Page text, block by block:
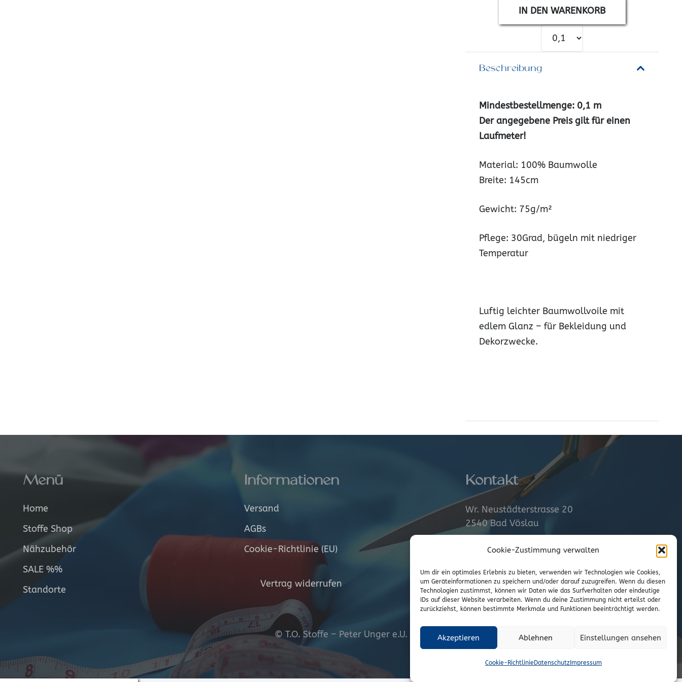
Cookie-Zustimmung verwalten
Um dir ein optimales Erlebnis zu bieten, verwenden wir Technologien wie Cookies,
um Geräteinformationen zu speichern und/oder darauf zuzugreifen. Wenn du diesen
Technologien zustimmst, können wir Daten wie das Surfverhalten oder eindeutige
IDs auf dieser Website verarbeiten. Wenn du deine Zustimmung nicht erteilst oder
zurückziehst, können bestimmte Merkmale und Funktionen beeinträchtigt werden.
Akzeptieren Ablehnen Einstellungen ansehen
Cookie-Richtlinie DatenschutzImpressum
IN DEN WARENKORB
Beschreibung
Mindestbestellmenge: 0,1 m
Der angegebene Preis gilt für einen
Laufmeter!
Material: 100% Baumwolle
Breite: 145cm
Gewicht: 75g/m²
Pflege: 30Grad, bügeln mit niedriger
Temperatur
Luftig leichter Baumwollvoile mit
edlem Glanz – für Bekleidung und
Dekorzwecke.
Menü
Home
Stoffe Shop
Nähzubehör
SALE %%
Standorte
Informationen
Versand
AGBs
Cookie-Richtlinie (EU)
Vertrag widerrufen
Kontakt
Wr. Neustädterstrasse 20
2540 Bad Vöslau
02252/72974
Impressum|Datenschutz
© T.O. Stoffe – Peter Unger e.U.